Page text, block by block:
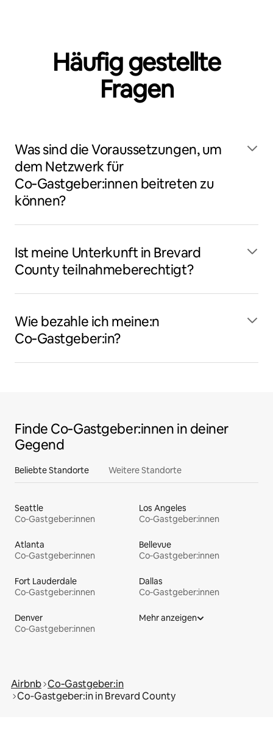
Häufig gestellte
Fragen
Was sind die Voraussetzungen, um
dem Netzwerk für
Co‑Gastgeber:innen beitreten zu
können?
Ist meine Unterkunft in Brevard
County teilnahmeberechtigt?
Wie bezahle ich meine:n
Co‑Gastgeber:in?
Finde Co‑Gastgeber:innen in deiner
Gegend
Beliebte Standorte Weitere Standorte
Seattle
Co‑Gastgeber:innen
Los Angeles
Co‑Gastgeber:innen
Atlanta
Co‑Gastgeber:innen
Bellevue
Co‑Gastgeber:innen
Fort Lauderdale
Co‑Gastgeber:innen
Dallas
Co‑Gastgeber:innen
Denver
Co‑Gastgeber:innen
Mehr anzeigen
Airbnb Co‑Gastgeber:in
Co‑Gastgeber:in in Brevard County